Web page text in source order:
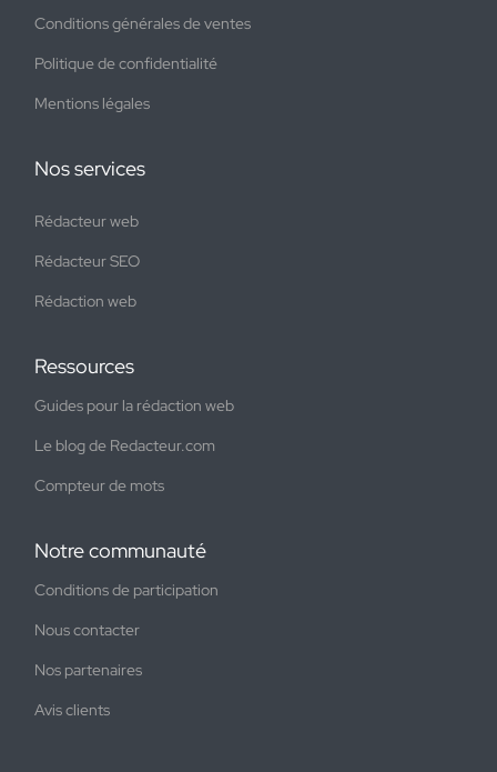
Conditions générales de ventes
Politique de confidentialité
Mentions légales
Nos services
Rédacteur web
Rédacteur SEO
Rédaction web
Ressources
Guides pour la rédaction web
Le blog de Redacteur.com
Compteur de mots
Notre communauté
Conditions de participation
Nous contacter
Nos partenaires
Avis clients